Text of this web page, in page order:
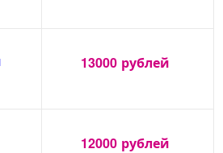
13000 рублей
12000 рублей